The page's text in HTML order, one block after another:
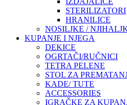
STERILIZATORI
HRANILICE
NOSILJKE /
KUPANJE I NJEGA
DEKICE
OGRTAČI/RUČNICI
TETRA PELENE
STOL ZA
KADE/ TUTE
ACCESSORIES
IGRAČKE ZA